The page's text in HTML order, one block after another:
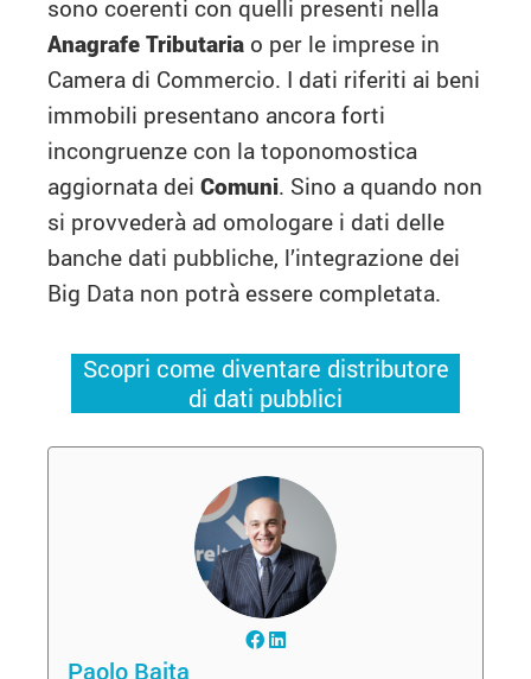
sono coerenti con quelli presenti nella
Anagrafe Tributaria o per le imprese in
Camera di Commercio. I dati riferiti ai beni
immobili presentano ancora forti
incongruenze con la toponomostica
aggiornata dei Comuni. Sino a quando non
si provvederà ad omologare i dati delle
banche dati pubbliche, l’integrazione dei
Big Data non potrà essere completata.
Scopri come diventare distributore
di dati pubblici
Paolo Baita